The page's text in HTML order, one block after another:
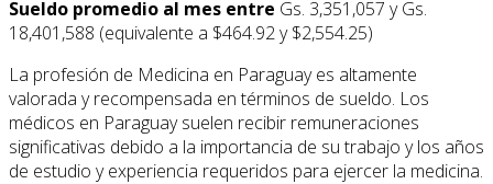
Sueldo promedio al mes entre Gs. 3,351,057 y Gs.
18,401,588 (equivalente a $464.92 y $2,554.25)
La profesión de Medicina en Paraguay es altamente
valorada y recompensada en términos de sueldo. Los
médicos en Paraguay suelen recibir remuneraciones
significativas debido a la importancia de su trabajo y los años
de estudio y experiencia requeridos para ejercer la medicina.